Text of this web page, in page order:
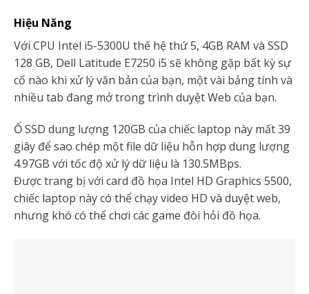
Hiệu Năng
Với CPU Intel i5-5300U thế hệ thứ 5, 4GB RAM và SSD
128 GB, Dell Latitude E7250 i5 sẽ không gặp bất kỳ sự
cố nào khi xử lý văn bản của bạn, một vài bảng tính và
nhiều tab đang mở trong trình duyệt Web của bạn.
Ổ SSD dung lượng 120GB của chiếc laptop này mất 39
giây để sao chép một file dữ liệu hỗn hợp dung lượng
4.97GB với tốc độ xử lý dữ liệu là 130.5MBps.
Được trang bị với card đồ họa Intel HD Graphics 5500,
chiếc laptop này có thể chạy video HD và duyệt web,
nhưng khó có thể chơi các game đòi hỏi đồ họa.